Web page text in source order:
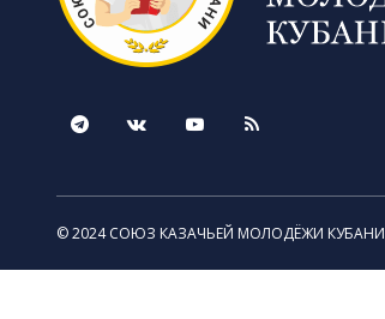
© 2024 СОЮЗ КАЗАЧЬЕЙ МОЛОДЁЖИ КУБАНИ